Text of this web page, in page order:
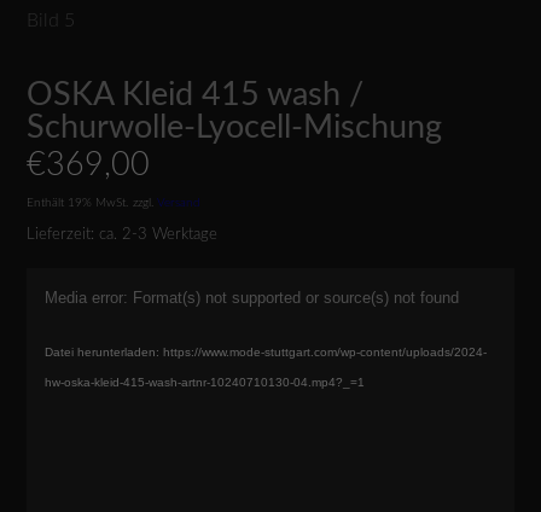
OSKA Kleid 415 wash /
Schurwolle-Lyocell-Mischung
€369,00
Enthält 19% MwSt. zzgl.Versand
Lieferzeit: ca. 2-3 Werktage
Media error: Format(s) not supported or source(s) not found
Datei herunterladen: https://www.mode-stuttgart.com/wp-content/uploads/2024-
hw-oska-kleid-415-wash-artnr-10240710130-04.mp4?_=1